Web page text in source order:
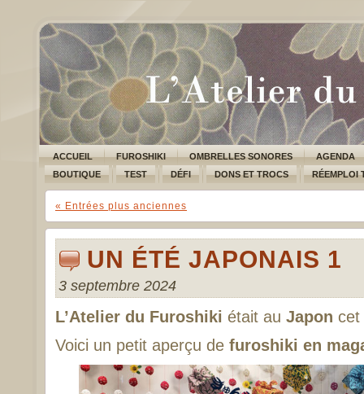
ACCUEIL FUROSHIKI OMBRELLES SONORES
AGENDA
BOUTIQUE
TEST DÉFI DONS ET TROCS RÉEMPLOI
« Entrées plus anciennes
UN ÉTÉ JAPONAIS 1
3 septembre 2024
L’Atelier du Furoshiki était au Japon cet
Voici un petit aperçu de furoshiki en